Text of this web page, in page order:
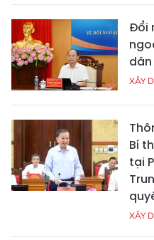
Đổi
XÂY
Bí
tại
XÂY